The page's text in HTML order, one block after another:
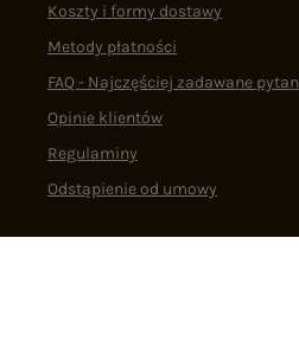
Koszty i formy dostawy
Metody płatności
FAQ - Najczęściej zadawane
Opinie klientów
Regulaminy
Odstąpienie od umowy